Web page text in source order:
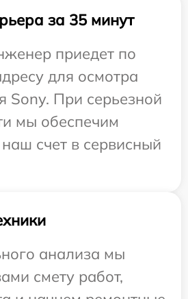
за 35 минут
приедет по
для осмотра
Sony. При серьезной
мы обеспечим
счет в сервисный
анализа мы
смету работ,